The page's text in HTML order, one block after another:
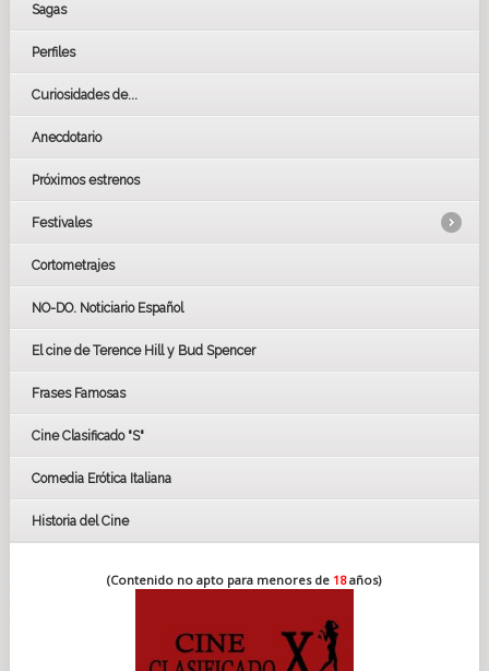
Sagas
Perfiles
Curiosidades de...
Anecdotario
Próximos estrenos
Festivales
LOS OSCARS
GOYAS
BAFTA
Cortometrajes
NO-DO. Noticiario Español
El cine de Terence Hill y Bud Spencer
Frases Famosas
Cine Clasificado "S"
Comedia Erótica Italiana
Historia del Cine
(Contenido no apto para menores de 18años)